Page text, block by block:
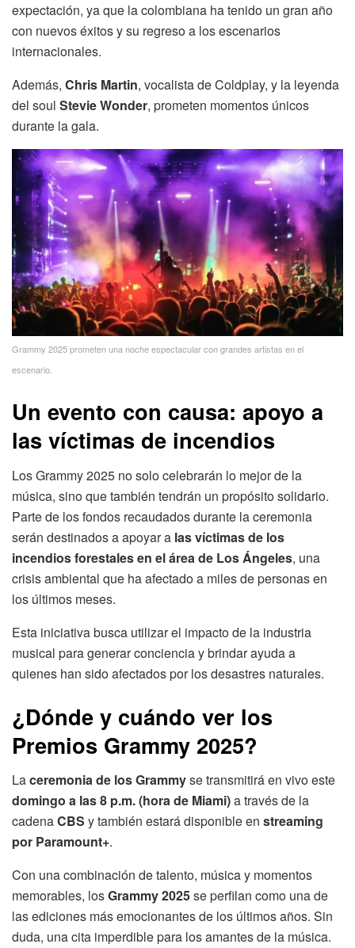
expectación, ya que la colombiana ha tenido un gran año
con nuevos éxitos y su regreso a los escenarios
internacionales.
Además, Chris Martin, vocalista de Coldplay, y la leyenda
del soul Stevie Wonder, prometen momentos únicos
durante la gala.
Grammy 2025 prometen una noche espectacular con grandes artistas en el
escenario.
Un evento con causa: apoyo a
las víctimas de incendios
Los Grammy 2025 no solo celebrarán lo mejor de la
música, sino que también tendrán un propósito solidario.
Parte de los fondos recaudados durante la ceremonia
serán destinados a apoyar a las víctimas de los
incendios forestales en el área de Los Ángeles, una
crisis ambiental que ha afectado a miles de personas en
los últimos meses.
Esta iniciativa busca utilizar el impacto de la industria
musical para generar conciencia y brindar ayuda a
quienes han sido afectados por los desastres naturales.
¿Dónde y cuándo ver los
Premios Grammy 2025?
Laceremonia de los Grammyse transmitirá en vivo este
domingo a las 8 p.m. (hora de Miami)a través de la
cadenaCBS y también estará disponible en streaming
por Paramount+.
Con una combinación de talento, música y momentos
memorables, losGrammy 2025se perfilan como una de
las ediciones más emocionantes de los últimos años. Sin
duda, una cita imperdible para los amantes de la música.